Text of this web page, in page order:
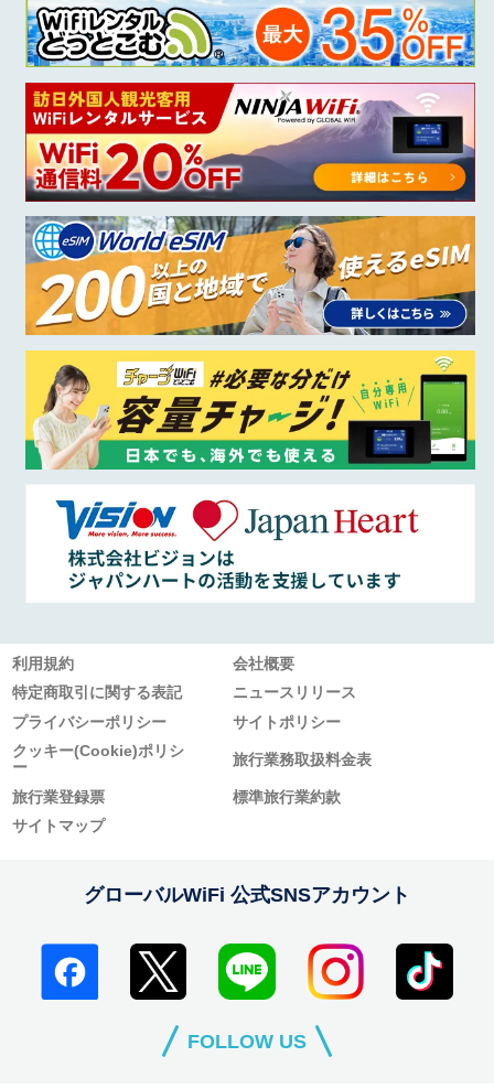
利用規約
会社概要
特定商取引に関する表記
ニュースリリース
プライバシーポリシー
サイトポリシー
クッキー(Cookie)ポリシ
ー
旅行業務取扱料金表
旅行業登録票
標準旅行業約款
サイトマップ
グローバルWiFi 公式SNSアカウント
FOLLOW US